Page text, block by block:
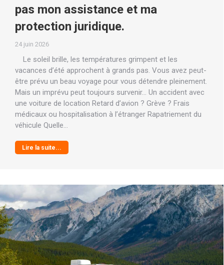
pas mon assistance et ma
protection juridique.
24 juin 2026
Le soleil brille, les températures grimpent et les
vacances d’été approchent à grands pas. Vous avez peut-
être prévu un beau voyage pour vous détendre pleinement.
Mais un imprévu peut toujours survenir… Un accident avec
une voiture de location Retard d’avion ? Grève ? Frais
médicaux ou hospitalisation à l’étranger Rapatriement du
véhicule Quelle…
Lire la suite...